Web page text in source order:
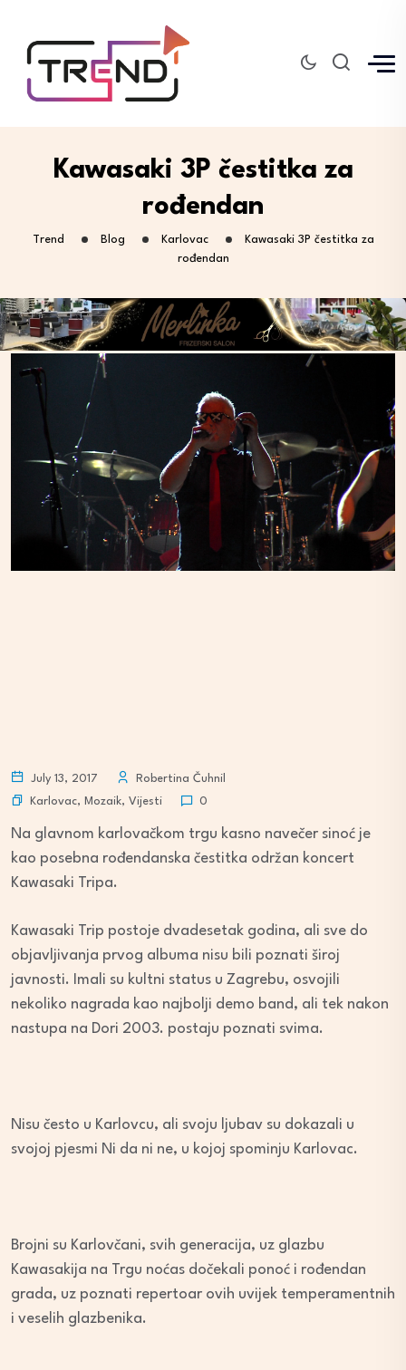
Kawasaki 3P čestitka za
rođendan
Trend Blog Karlovac
Kawasaki 3P čestitka za
rođendan
July 13, 2017
Robertina Čuhnil
Karlovac, Mozaik, Vijesti 0
Na glavnom karlovačkom trgu kasno navečer sinoć je
kao posebna rođendanska čestitka održan koncert
Kawasaki Tripa.
Kawasaki Trip postoje dvadesetak godina, ali sve do
objavljivanja prvog albuma nisu bili poznati široj
javnosti. Imali su kultni status u Zagrebu, osvojili
nekoliko nagrada kao najbolji demo band, ali tek nakon
nastupa na Dori 2003. postaju poznati svima.
Nisu često u Karlovcu, ali svoju ljubav su dokazali u
svojoj pjesmi Ni da ni ne, u kojoj spominju Karlovac.
Brojni su Karlovčani, svih generacija, uz glazbu
Kawasakija na Trgu noćas dočekali ponoć i rođendan
grada, uz poznati repertoar ovih uvijek temperamentnih
i veselih glazbenika.